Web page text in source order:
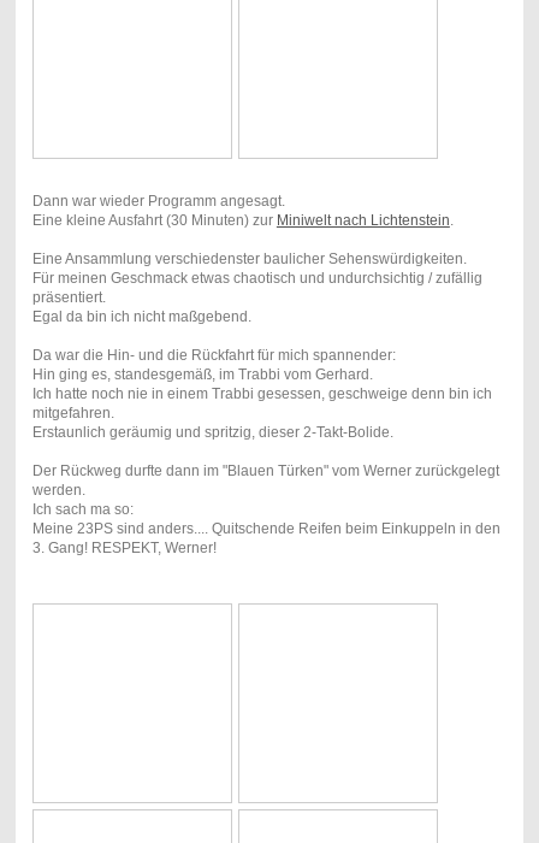
Dann war wieder Programm angesagt.
Eine kleine Ausfahrt (30 Minuten) zur Miniwelt nach Lichtenstein
Eine Ansammlung verschiedenster baulicher Sehenswürdigkeiten.
Für meinen Geschmack etwas chaotisch und undurchsichtig / zufällig
präsentiert.
Egal da bin ich nicht maßgebend.
Da war die Hin- und die Rückfahrt für mich spannender:
Hin ging es, standesgemäß, im Trabbi vom Gerhard.
Ich hatte noch nie in einem Trabbi gesessen, geschweige denn bin ich
mitgefahren.
Erstaunlich geräumig und spritzig, dieser 2-Takt-Bolide.
Der Rückweg durfte dann im "Blauen Türken" vom Werner zurückgelegt
werden.
Ich sach ma so:
Meine 23PS sind anders.... Quitschende Reifen beim Einkuppeln in den
3. Gang! RESPEKT, Werner!